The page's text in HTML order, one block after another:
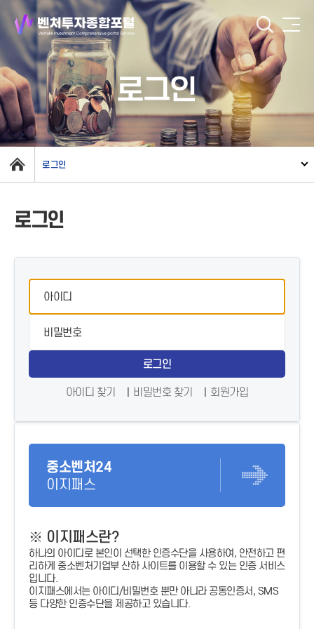
로그인
로그인
로그인
로그인
아이디 찾기 비밀번호 찾기 회원가입
중소벤처24
이지패스
※ 이지패스란?
하나의 아이디로 본인이 선택한 인증수단을 사용하여, 안전하고 편
리하게 중소벤처기업부 산하 사이트를 이용할 수 있는 인증 서비스
입니다.
이지패스에서는 아이디/비밀번호 뿐만 아니라 공동인증서, SMS
등 다양한 인증수단을 제공하고 있습니다.